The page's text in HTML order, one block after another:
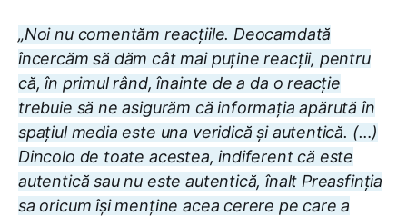
„Noi nu comentăm reacțiile. Deocamdată
încercăm să dăm cât mai puține reacții, pentru
că, în primul rând, înainte de a da o reacție
trebuie să ne asigurăm că informația apărută în
spațiul media este una veridică și autentică. (…)
Dincolo de toate acestea, indiferent că este
autentică sau nu este autentică, înalt Preasfinția
sa oricum își menține acea cerere pe care a